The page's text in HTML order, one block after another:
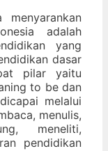
adalah
yang
dasar
pilar yaitu
to be dan
melalui
menulis,
meneliti,
pendidikan